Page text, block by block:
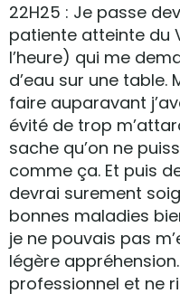
22H25 : Je passe
patiente atteinte du
l’heure) qui me
d’eau sur une table.
faire auparavant
évité de trop
sache qu’on ne
comme ça. Et puis
devrai surement
bonnes maladies
je ne pouvais pas
légère
professionnel et ne